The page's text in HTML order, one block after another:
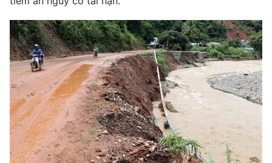
Phim VTV
Hậu trường
Nhân vật
Khán giả
Giải sao mai
Điện ảnh
Âm nhạc
Sao
Đời sống
Du lịch
Làm đẹp
Chất lượng cuộc sống
Giáo dục
Tuyển sinh
Học trực tuyến
Công nghệ
Hitech Công nghệ tương lai
Giao lưu trực tuyến